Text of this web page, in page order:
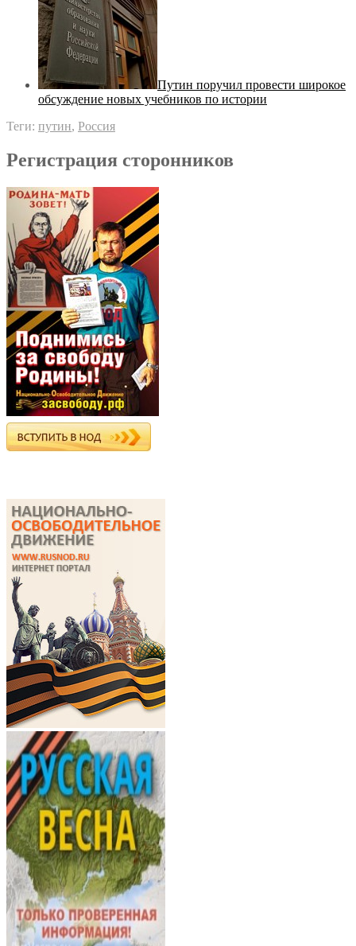
Путин поручил провести широкое
обсуждение новых учебников по истории
Теги: путин, Россия
Регистрация сторонников